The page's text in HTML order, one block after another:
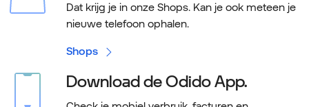
Dat krijg je in onze Shops. Kan je ook meteen je
nieuwe telefoon ophalen.
Shops
Download de Odido App.